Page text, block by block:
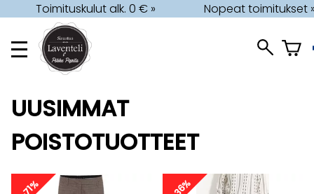
Toimituskulut alk. 0 € » Nopeat toimitukset
UUSIMMAT
POISTOTUOTTEET